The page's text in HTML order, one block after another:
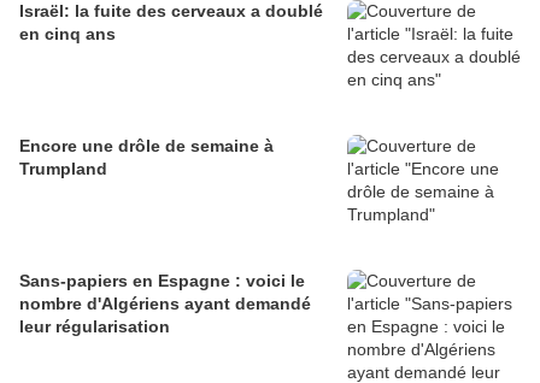
Israël: la fuite des cerveaux a doublé
en cinq ans
Encore une drôle de semaine à
Trumpland
Sans-papiers en Espagne : voici le
nombre d'Algériens ayant demandé
leur régularisation